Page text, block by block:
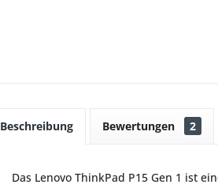
Beschreibung Bewertungen 2
Das Lenovo ThinkPad P15 Gen 1 ist